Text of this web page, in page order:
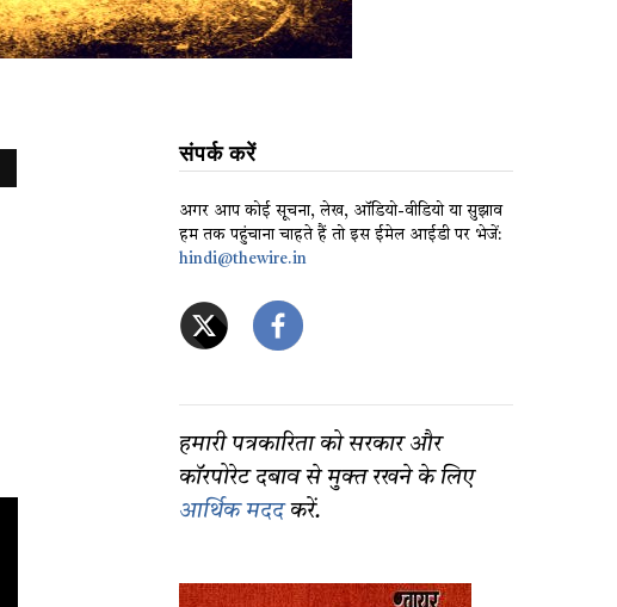
संपर्क करें
अगर आप कोई सूचना, लेख, ऑडियो-वीडियो या सुझाव
हम तक पहुंचाना चाहते हैं तो इस ईमेल आईडी पर भेजें:
hindi@thewire.in
हमारी पत्रकारिता को सरकार और
कॉरपोरेट दबाव से मुक्त रखने के लिए
आर्थिक मददकरें.